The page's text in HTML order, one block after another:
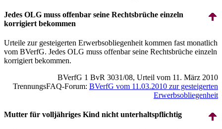
Jedes OLG muss offenbar seine Rechts­brüche einzeln
korrigiert bekommen
Urteile zur gesteigerten Erwerbs­obliegenheit kommen fast monatlich
vom BVerfG. Jedes OLG muss offenbar seine Rechts­brüche einzeln
korrigiert bekommen.
BVerfG 1 BvR 3031/08, Urteil vom 11. März 2010
TrennungsFAQ-Forum: BVerfG vom 11.03.2010 zur gesteigerten
Erwerbs­obliegenheit
Mutter für volljähriges Kind nicht unterhalts­pflichtig